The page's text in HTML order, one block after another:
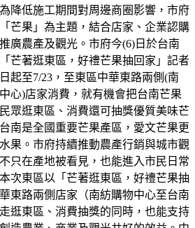
降低施工期間對周邊商圈影響，市府
芒果」為主題，結合店家、企業認購
廣農產及觀光。市府今(6)日於台南
芒著逛東區，好禮芒果抽回家」記者
起至7/23，至東區中華東路兩側(南
心)店家消費，就有機會把台南芒果
眾逛東區、消費還可抽獎優質美味芒
南是全國重要芒果產區，愛文芒果更
果。市府持續推動農產行銷與城市觀
只在產地被看見，也能進入市民日常
次東區以「芒著逛東區，好禮芒果抽
東路兩側店家（南紡購物中心至台南
逛東區、消費抽獎的同時，也能支持